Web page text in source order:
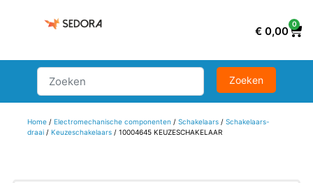
€ 0,00
0
Home/ Electromechanische componenten / Schakelaars/ Schakelaars-
draai/ Keuzeschakelaars/ 10004645 KEUZESCHAKELAAR